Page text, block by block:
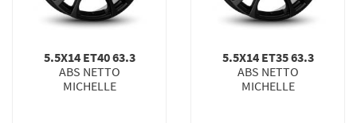
5.5X14 ET40 63.3
ABS NETTO
MICHELLE
5.5X14 ET35 63.3
ABS NETTO
MICHELLE